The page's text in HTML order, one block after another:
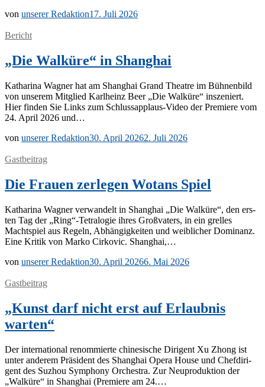
von unserer Redaktion17. Juli 2026
Bericht
„Die Walküre“ in Shanghai
Ka­tha­ri­na Wag­ner hat am Shang­hai Grand Theat­re im Büh­nen­bild
von un­se­rem Mit­glied Karl­heinz Beer „Die Wal­kü­re“ in­sze­niert.
Hier fin­den Sie Links zum Schlus­s­ap­­plaus-Vi­­deo der Pre­mie­re vom
24. April 2026 und…
von unserer Redaktion30. April 20262. Juli 2026
Gastbeitrag
Die Frauen zerlegen Wotans Spiel
Ka­tha­ri­na Wag­ner ver­wan­delt in Shang­hai „Die Wal­kü­re“, den ers­
ten Tag der „Ring“-Tetralogie ih­res Groß­va­ters, in ein grel­les
Macht­spiel aus Re­geln, Ab­hän­gig­kei­ten und weib­li­cher Do­mi­nanz.
Eine Kri­tik von Mar­ko Cir­ko­vic. Shanghai,…
von unserer Redaktion30. April 20266. Mai 2026
Gastbeitrag
„Kunst darf nicht erst auf Erlaubnis
warten“
Der in­ter­na­tio­nal re­nom­mier­te chi­ne­si­sche Di­ri­gent Xu Zhong ist
un­ter an­de­rem Prä­si­dent des Shang­hai Ope­ra House und Chef­di­ri­
gent des Suz­hou Sym­pho­ny Or­ches­tra. Zur Neu­pro­duk­ti­on der
„Wal­kü­re“ in Shang­hai (Pre­mie­re am 24.…